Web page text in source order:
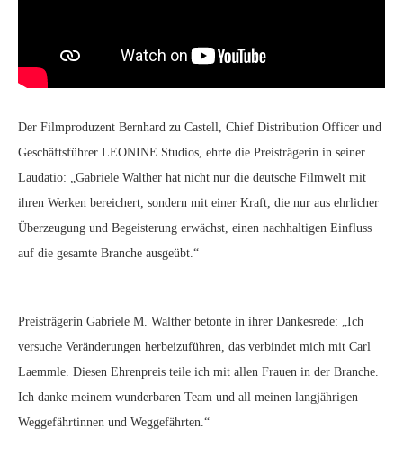
Der Filmproduzent Bernhard zu Castell, Chief Distribution Officer und
Geschäftsführer LEONINE Studios, ehrte die Preisträgerin in seiner
Laudatio: „Gabriele Walther hat nicht nur die deutsche Filmwelt mit
ihren Werken bereichert, sondern mit einer Kraft, die nur aus ehrlicher
Überzeugung und Begeisterung erwächst, einen nachhaltigen Einfluss
auf die gesamte Branche ausgeübt.“
Preisträgerin Gabriele M. Walther betonte in ihrer Dankesrede: „Ich
versuche Veränderungen herbeizuführen, das verbindet mich mit Carl
Laemmle. Diesen Ehrenpreis teile ich mit allen Frauen in der Branche.
Ich danke meinem wunderbaren Team und all meinen langjährigen
Weggefährtinnen und Weggefährten.“